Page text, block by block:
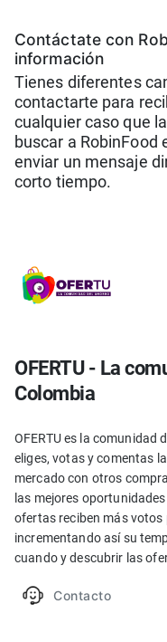
Contáctate con
información
Tienes diferentes
contactarte para
cualquier caso que
buscar a RobinFood
enviar un mensaje
corto tiempo.
OFERTU - La
Colombia
OFERTU es la comunidad
eliges, votas y comentas
mercado con otros
las mejores
ofertas reciben más votos
incrementando así su
cuando y descubrir las
Contacto